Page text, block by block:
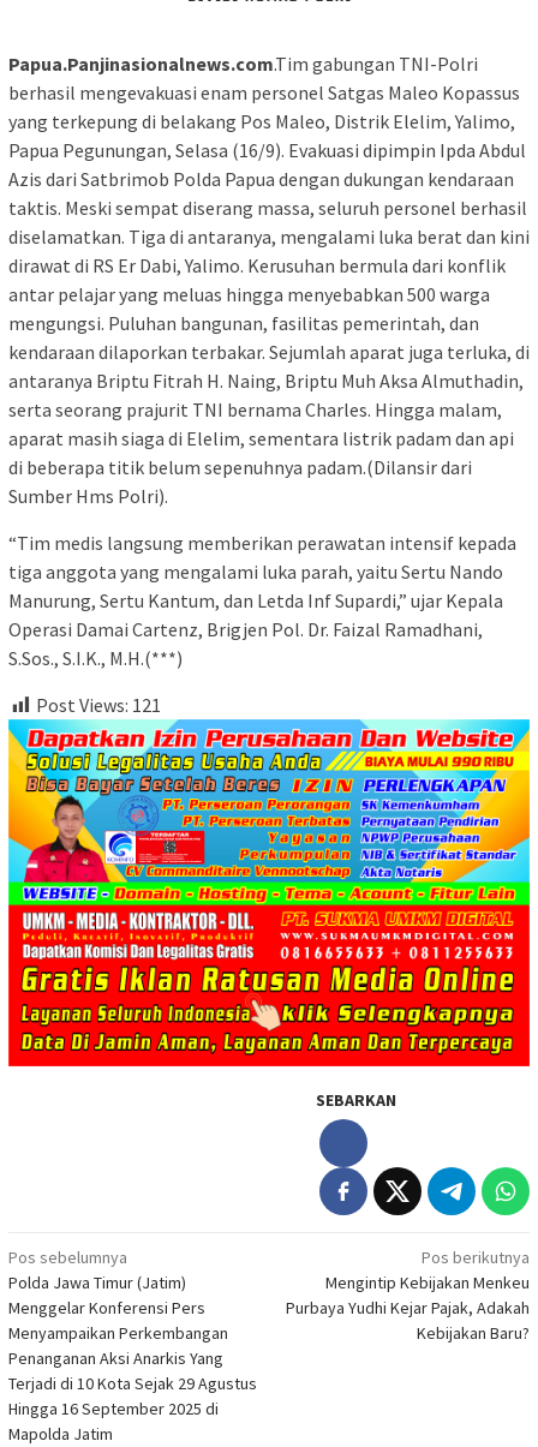
Papua.Panjinasionalnews.com.Tim gabungan TNI-Polri
berhasil mengevakuasi enam personel Satgas Maleo Kopassus
yang terkepung di belakang Pos Maleo, Distrik Elelim, Yalimo,
Papua Pegunungan, Selasa (16/9). Evakuasi dipimpin Ipda Abdul
Azis dari Satbrimob Polda Papua dengan dukungan kendaraan
taktis. Meski sempat diserang massa, seluruh personel berhasil
diselamatkan. Tiga di antaranya, mengalami luka berat dan kini
dirawat di RS Er Dabi, Yalimo. Kerusuhan bermula dari konflik
antar pelajar yang meluas hingga menyebabkan 500 warga
mengungsi. Puluhan bangunan, fasilitas pemerintah, dan
kendaraan dilaporkan terbakar. Sejumlah aparat juga terluka, di
antaranya Briptu Fitrah H. Naing, Briptu Muh Aksa Almuthadin,
serta seorang prajurit TNI bernama Charles. Hingga malam,
aparat masih siaga di Elelim, sementara listrik padam dan api
di beberapa titik belum sepenuhnya padam.(Dilansir dari
Sumber Hms Polri).
“Tim medis langsung memberikan perawatan intensif kepada
tiga anggota yang mengalami luka parah, yaitu Sertu Nando
Manurung, Sertu Kantum, dan Letda Inf Supardi,” ujar Kepala
Operasi Damai Cartenz, Brigjen Pol. Dr. Faizal Ramadhani,
S.Sos., S.I.K., M.H.(***)
Post Views: 121
SEBARKAN
Navigasi
pos
Pos sebelumnya
Polda Jawa Timur (Jatim)
Menggelar Konferensi Pers
Menyampaikan Perkembangan
Penanganan Aksi Anarkis Yang
Terjadi di 10 Kota Sejak 29 Agustus
Hingga 16 September 2025 di
Mapolda Jatim
Pos berikutnya
Mengintip Kebijakan Menkeu
Purbaya Yudhi Kejar Pajak, Adakah
Kebijakan Baru?